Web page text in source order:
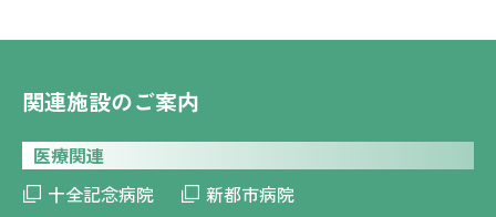
関連施設のご案内
医療関連
十全記念病院
新都市病院